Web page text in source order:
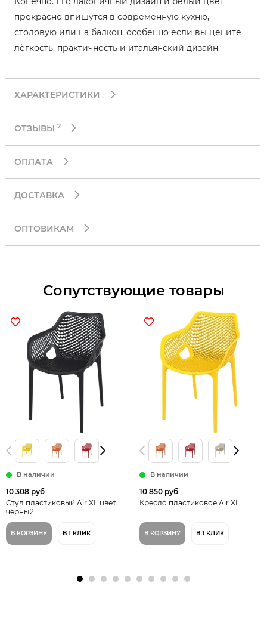
прекрасно впишутся в современную кухню,
столовую или на балкон, особенно если вы цените
лёгкость, практичность и итальянский дизайн.
ХАРАКТЕРИСТИКИ
ОТЗЫВЫ 2
ОПЛАТА
ДОСТАВКА
ОПТОВИКАМ
Сопутствующие товары
В наличии
10 308 руб
Стул пластиковый Air XL цвет
черный
В КОРЗИНУ В 1 КЛИК
В наличии
10 850 руб
Кресло пластиковое Air XL
В КОРЗИНУ В 1 КЛИК